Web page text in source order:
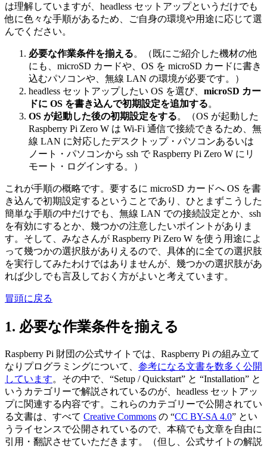
は理解していますが、headless セットアップというだけでも
他に色々な手順があるため、ご自身の環境や用途に応じて選
んでください。
必要な作業条件を揃える。（既にご紹介した機材の他
にも、microSD カードや、OS を microSD カードに書き
込むパソコンや、無線 LAN の環境が必要です。）
headless セットアップしたい OS を選び、 microSD カー
ドに OS を書き込んで初期設定を追加する。
OS が起動した後の初期設定をする。（OS が起動した
Raspberry Pi Zero W は Wi-Fi 通信で接続できるため、無
線 LAN に対応したデスクトップ・パソコンあるいは
ノート・パソコンから ssh で Raspberry Pi Zero W にリ
モート・ログインする。）
これが手順の概略です。要するに microSD カードへ OS を書
き込んで初期設定するということであり、ひとまずこうした
簡単な手順の中だけでも、無線 LAN での接続設定とか、ssh
を有効にするとか、幾つかの注意したいポイントがありま
す。そして、みなさんが Raspberry Pi Zero W を使う用途によ
って幾つかの選択肢がありえるので、具体的に全ての選択肢
を実行してみたわけではありませんが、幾つかの選択肢があ
れば少しでも言及しておく方がよいと考えています。
冒頭に戻る
1. 必要な作業条件を揃える
Raspberry Pi 財団の公式サイトでは、Raspberry Pi の組み立て
なりプログラミングについて、 参考になる文書を数多く公開
しています。その中で、“Setup / Quickstart” と “Installation” と
いうカテゴリーで解説されているのが、headless セットアッ
プに関連する内容です。これらのカテゴリーで公開されてい
る文書は、すべて Creative Commons の “CC BY-SA 4.0” とい
うライセンスで公開されているので、本稿でも文章を自由に
引用・翻訳させていただきます。（但し、公式サイトの解説